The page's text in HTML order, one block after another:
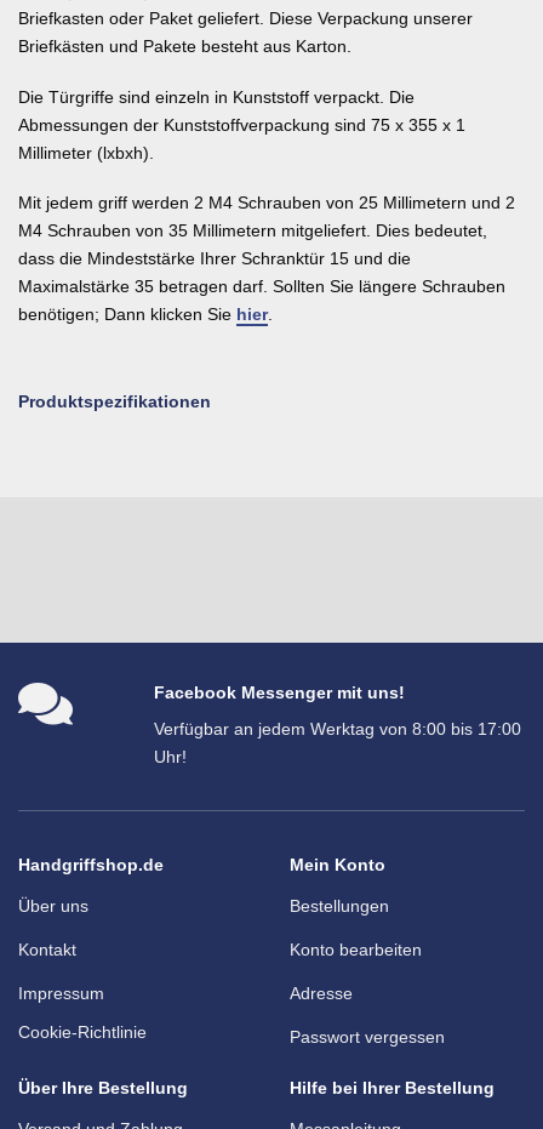
Briefkasten oder Paket geliefert. Diese Verpackung unserer
Briefkästen und Pakete besteht aus Karton.
Die Türgriffe sind einzeln in Kunststoff verpackt. Die
Abmessungen der Kunststoffverpackung sind 75 x 355 x 1
Millimeter (lxbxh).
Mit jedem griff werden 2 M4 Schrauben von 25 Millimetern und 2
M4 Schrauben von 35 Millimetern mitgeliefert. Dies bedeutet,
dass die Mindeststärke Ihrer Schranktür 15 und die
Maximalstärke 35 betragen darf. Sollten Sie längere Schrauben
benötigen; Dann klicken Sie hier.
Produktspezifikationen
Facebook Messenger mit uns!
Verfügbar an jedem Werktag von 8:00 bis 17:00
Uhr!
Handgriffshop.de
Über uns
Kontakt
Impressum
Cookie-Richtlinie
Mein Konto
Bestellungen
Konto bearbeiten
Adresse
Passwort vergessen
Über Ihre Bestellung Hilfe bei Ihrer Bestellung